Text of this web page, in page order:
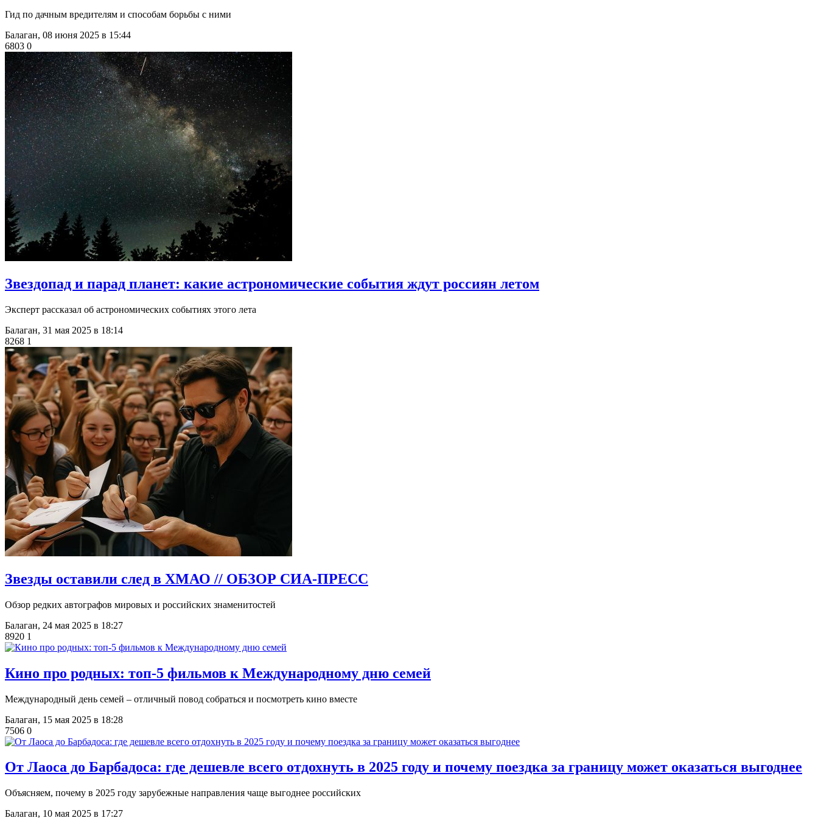
Гид по дачным вредителям и способам борьбы с ними
Балаган, 08 июня 2025 в 15:44
6803 0
​Звездопад и парад планет: какие астрономические события ждут россиян летом
Эксперт рассказал об астрономических событиях этого лета
Балаган, 31 мая 2025 в 18:14
8268 1
​Звезды оставили след в ХМАО // ОБЗОР СИА-ПРЕСС
Обзор редких автографов мировых и российских знаменитостей
Балаган, 24 мая 2025 в 18:27
8920 1
​Кино про родных: топ-5 фильмов к Международному дню семей
Международный день семей ‒ отличный повод собраться и посмотреть кино вместе
Балаган, 15 мая 2025 в 18:28
7506 0
​От Лаоса до Барбадоса: где дешевле всего отдохнуть в 2025 году и почему поездка за границу может оказаться выгоднее
Объясняем, почему в 2025 году зарубежные направления чаще выгоднее российских
Балаган, 10 мая 2025 в 17:27